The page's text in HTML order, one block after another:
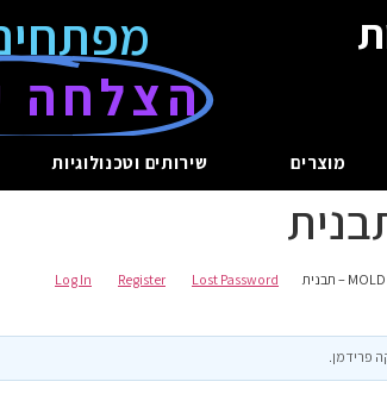
הצלחה
מוצרים שירותים וטכנולוגיות
Log In Register
Lost Password
פרידמן.